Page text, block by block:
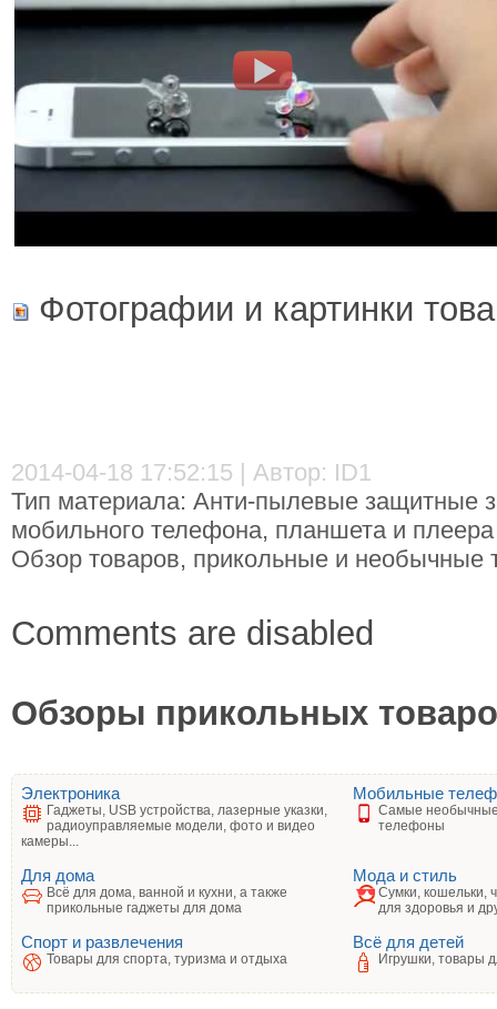
Фотографии и картинки
2014-04-18 17:52:15 | Автор: ID1
Тип материала: Анти-пылевые защитные
мобильного телефона, планшета и
Обзор товаров, прикольные и
Comments are disabled
Обзоры прикольных
Электроника
Гаджеты, USB устройства, лазерные указки,
радиоуправляемые модели, фото и видео
камеры...
Мобильные
Самые
телефоны
Для дома
Всё для дома, ванной и кухни, а также
прикольные гаджеты для дома
Мода и стиль
Сумки, кошельки,
для здоровья и
Спорт и развлечения
Товары для спорта, туризма и отдыха
Всё для детей
Игрушки, товары